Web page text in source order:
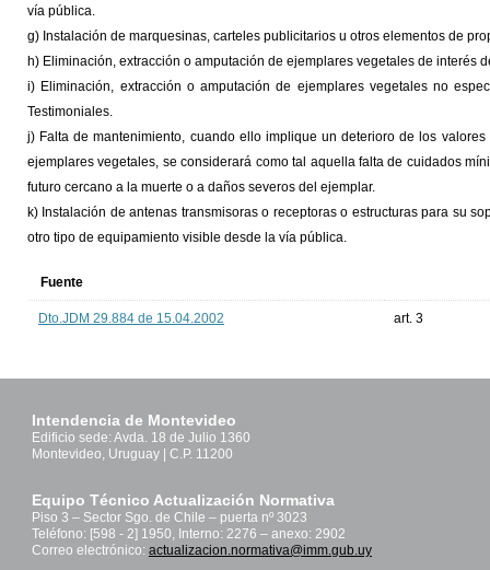
vía pública.
g) Instalación de marquesinas, carteles publicitarios u otros elementos de
h) Eliminación, extracción o amputación de ejemplares vegetales de interés
i) Eliminación, extracción o amputación de ejemplares vegetales no
Testimoniales.
j) Falta de mantenimiento, cuando ello implique un deterioro de los
ejemplares vegetales, se considerará como tal aquella falta de cuidados
futuro cercano a la muerte o a daños severos del ejemplar.
k) Instalación de antenas transmisoras o receptoras o estructuras para su
otro tipo de equipamiento visible desde la vía pública.
Fuente
Dto.JDM 29.884 de 15.04.2002 art. 3
Intendencia de Montevideo
Edificio sede: Avda. 18 de Julio 1360
Montevideo, Uruguay | C.P. 11200
Equipo Técnico Actualización Normativa
Piso 3 – Sector Sgo. de Chile – puerta nº 3023
Teléfono: [598 - 2] 1950, Interno: 2276 – anexo: 2902
Correo electrónico: actualizacion.normativa@imm.gub.uy